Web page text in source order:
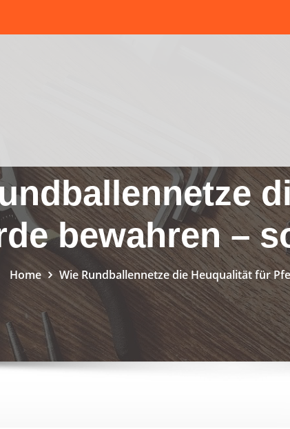
bewahren –
Home Wie Rundballennetze die Heuqualität für